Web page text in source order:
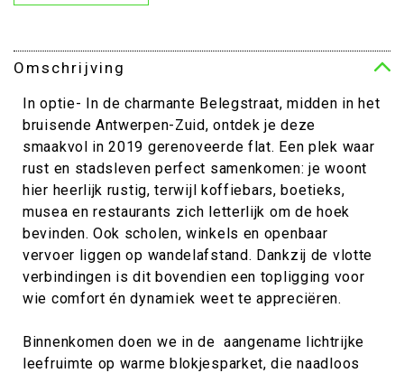
Omschrijving
In optie- In de charmante Belegstraat, midden in het
bruisende Antwerpen-Zuid, ontdek je deze
smaakvol in 2019 gerenoveerde flat. Een plek waar
rust en stadsleven perfect samenkomen: je woont
hier heerlijk rustig, terwijl koffiebars, boetieks,
musea en restaurants zich letterlijk om de hoek
bevinden. Ook scholen, winkels en openbaar
vervoer liggen op wandelafstand. Dankzij de vlotte
verbindingen is dit bovendien een topligging voor
wie comfort én dynamiek weet te appreciëren.
Binnenkomen doen we in de aangename lichtrijke
leefruimte op warme blokjesparket, die naadloos